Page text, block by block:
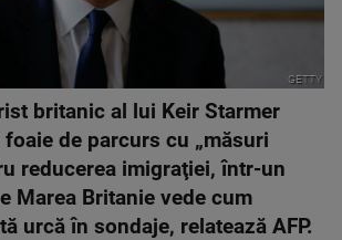
GETTY
britanic al lui Keir Starmer
de parcurs cu „măsuri
reducerea imigraţiei, într-un
Marea Britanie vede cum
urcă în sondaje, relatează AFP.